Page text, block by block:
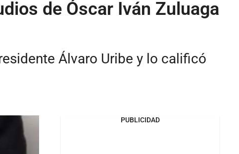
de Óscar Iván Zuluaga
Álvaro Uribe y lo calificó
PUBLICIDAD